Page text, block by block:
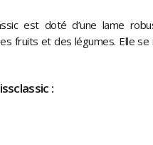
est doté d’une lame
fruits et des légumes. Elle se
: